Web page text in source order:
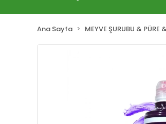
Ana Sayfa MEYVE ŞURUBU & PÜRE